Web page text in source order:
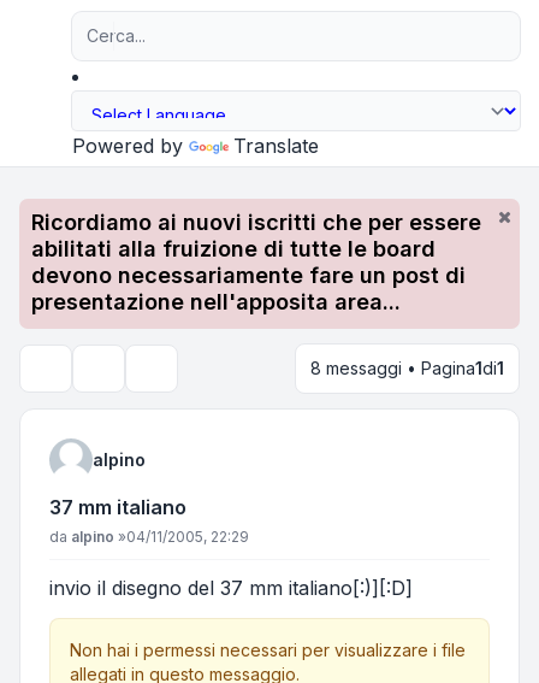
Powered by Translate
Ricordiamo ai nuovi iscritti che per essere
abilitati alla fruizione di tutte le board
devono necessariamente fare un post di
presentazione nell'apposita area...
8 messaggi • Pagina1di1
alpino
37 mm italiano
Messaggio
da alpino »04/11/2005, 22:29
invio il disegno del 37 mm italiano[:)][:D]
Non hai i permessi necessari per visualizzare i file
allegati in questo messaggio.